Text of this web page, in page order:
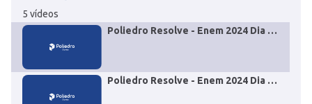
5 vídeos
Poliedro Resolve - Enem 2024 Dia 1
Poliedro Resolve - Enem 2024 Dia 1